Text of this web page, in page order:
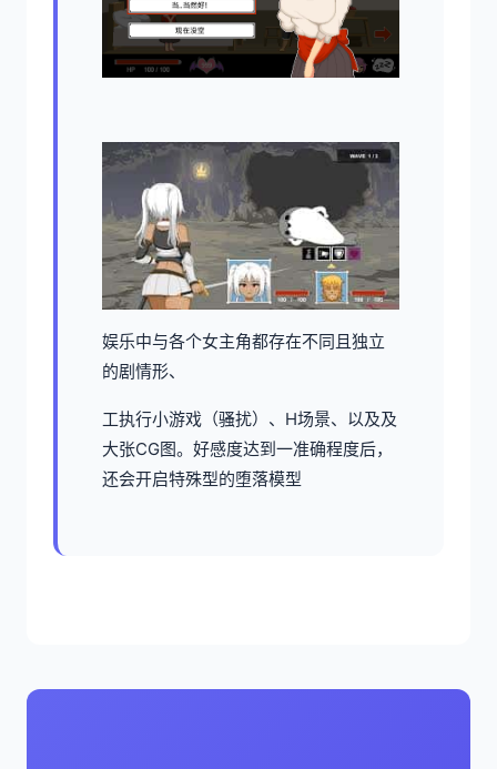
娱乐中与各个女主角都存在不同且独立
的剧情形、
工执行小游戏（骚扰）、H场景、以及及
大张CG图。好感度达到一准确程度后，
还会开启特殊型的堕落模型